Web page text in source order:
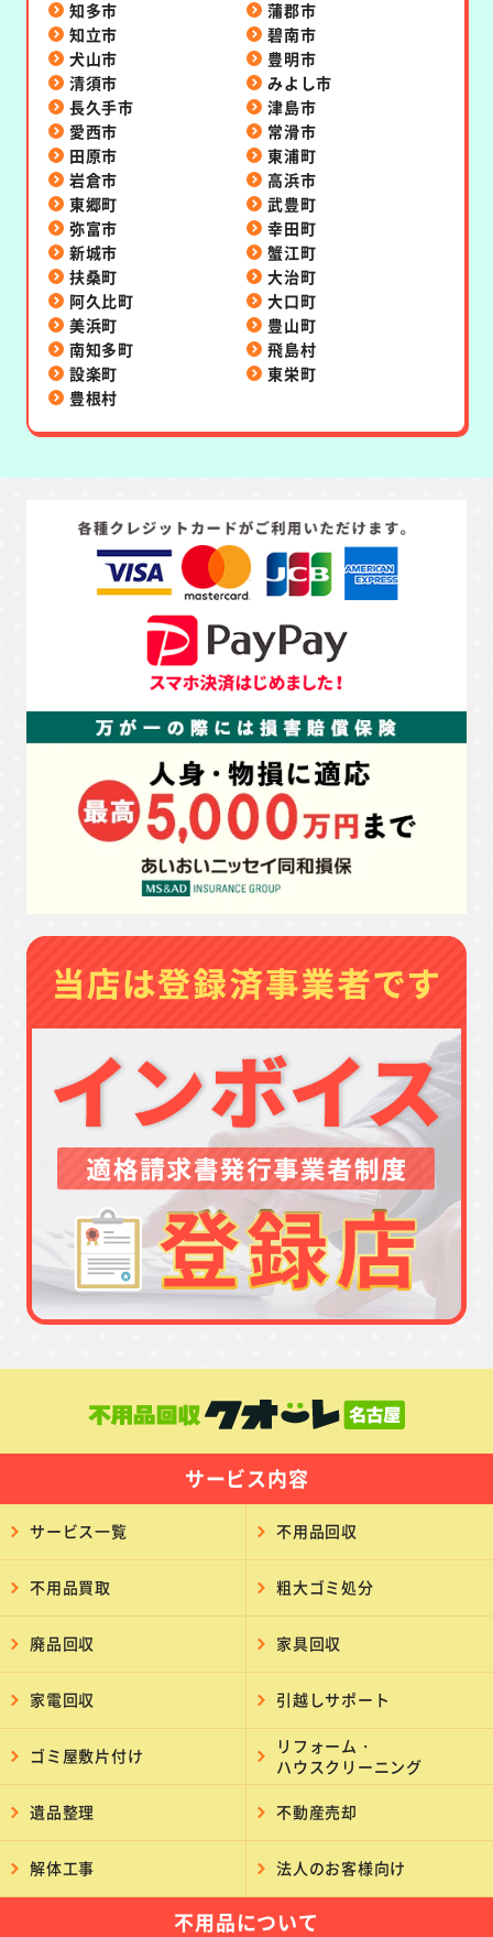
知多市
蒲郡市
知立市
碧南市
犬山市
豊明市
清須市
みよし市
長久手市
津島市
愛西市
常滑市
田原市
東浦町
岩倉市
高浜市
東郷町
武豊町
弥富市
幸田町
新城市
蟹江町
扶桑町
大治町
阿久比町
大口町
美浜町
豊山町
南知多町
飛島村
設楽町
東栄町
豊根村
サービス内容
サービス一覧 不用品回収
不用品買取 粗大ゴミ処分
廃品回収 家具回収
家電回収 引越しサポート
ゴミ屋敷片付け
リフォーム・
ハウスクリーニング
遺品整理 不動産売却
解体工事 法人のお客様向け
不用品について